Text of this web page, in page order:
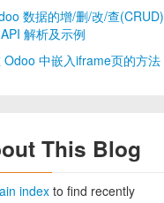
数据的增/删/改/查(CRUD)
解析及示例
Odoo 中嵌入iframe页的方法
This Blog
index to find recently